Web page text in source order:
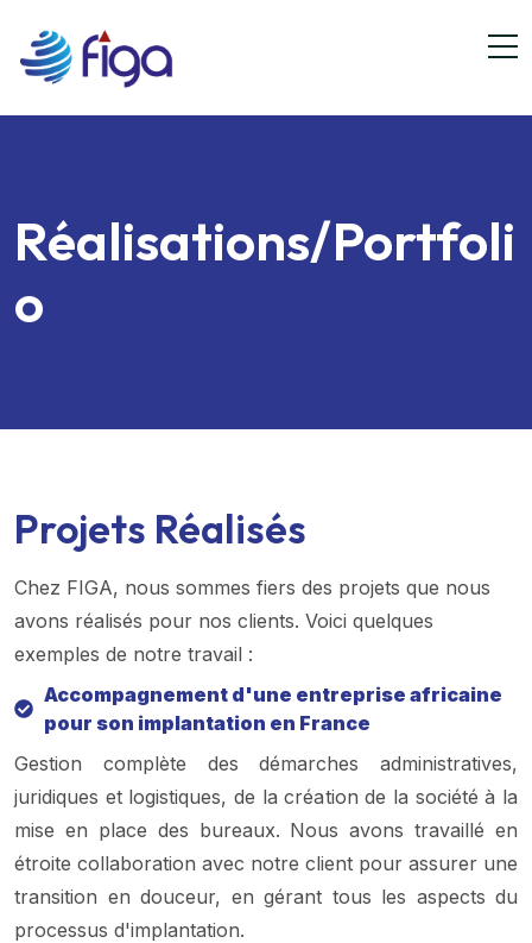
Réalisations/Portfoli
o
Projets Réalisés
Chez FIGA, nous sommes fiers des projets que nous
avons réalisés pour nos clients. Voici quelques
exemples de notre travail :
Accompagnement d'une entreprise africaine
pour son implantation en France
Gestion complète des démarches administratives,
juridiques et logistiques, de la création de la société à la
mise en place des bureaux. Nous avons travaillé en
étroite collaboration avec notre client pour assurer une
transition en douceur, en gérant tous les aspects du
processus d'implantation.